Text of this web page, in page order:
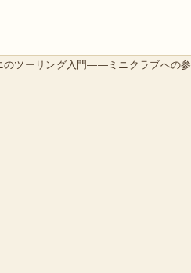
のツーリング入門——ミニクラブへの